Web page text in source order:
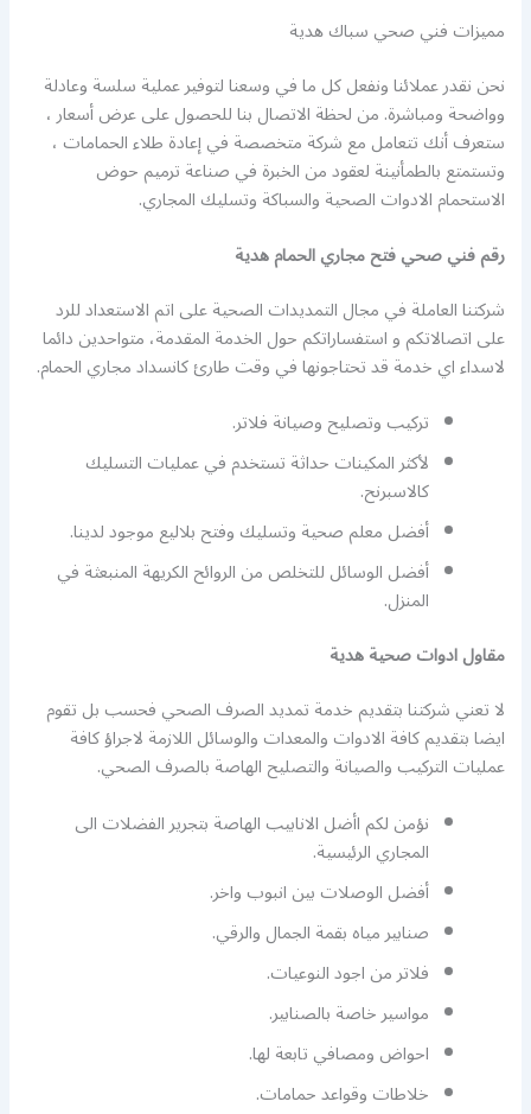
مميزات فني صحي سباك هدية
نحن نقدر عملائنا ونفعل كل ما في وسعنا لتوفير عملية سلسة وعادلة
وواضحة ومباشرة. من لحظة الاتصال بنا للحصول على عرض أسعار ،
ستعرف أنك تتعامل مع شركة متخصصة في إعادة طلاء الحمامات ،
وتستمتع بالطمأنينة لعقود من الخبرة في صناعة ترميم حوض
الاستحمام الادوات الصحية والسباكة وتسليك المجاري.
رقم فني صحي فتح مجاري الحمام هدية
شركتنا العاملة في مجال التمديدات الصحية على اتم الاستعداد للرد
على اتصالاتكم و استفساراتكم حول الخدمة المقدمة، متواحدين دائما
لاسداء اي خدمة قد تحتاجونها في وقت طارئ كانسداد مجاري الحمام.
تركيب وتصليح وصيانة فلاتر.
لأكثر المكينات حداثة تستخدم في عمليات التسليك
كالاسبرنح.
أفضل معلم صحية وتسليك وفتح بلاليع موجود لدينا.
أفضل الوسائل للتخلص من الروائح الكريهة المنبعثة في
المنزل.
مقاول ادوات صحية هدية
لا تعني شركتنا بتقديم خدمة تمديد الصرف الصحي فحسب بل تقوم
ايضا بتقديم كافة الادوات والمعدات والوسائل اللازمة لاجراؤ كافة
عمليات التركيب والصيانة والتصليح الهاصة بالصرف الصحي.
نؤمن لكم اأضل الانابيب الهاصة بتجرير الفضلات الى
المجاري الرئيسية.
أفضل الوصلات بين انبوب واخر.
صنابير مياه بقمة الجمال والرقي.
فلاتر من اجود النوعيات.
مواسير خاصة بالصنابير.
احواض ومصافي تابعة لها.
خلاطات وقواعد حمامات.